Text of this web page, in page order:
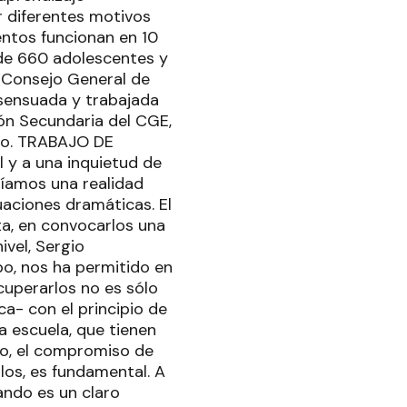
diferentes motivos
funcionan en 10
660 adolescentes y
General de
y trabajada
Secundaria del CGE,
TRABAJO DE
y a una inquietud de
una realidad
dramáticas. El
en convocarlos una
Sergio
nos ha permitido en
no es sólo
con el principio de
escuela, que tienen
el compromiso de
es fundamental. A
es un claro